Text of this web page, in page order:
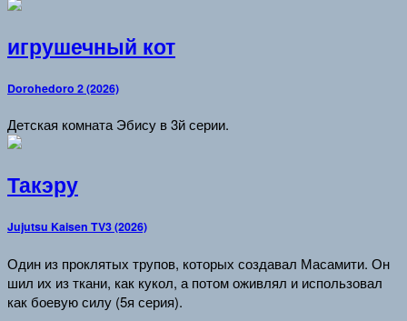
игрушечный кот
Dorohedoro 2 (2026)
Детская комната Эбису в 3й серии.
Такэру
Jujutsu Kaisen TV3 (2026)
Один из проклятых трупов, которых создавал Масамити. Он
шил их из ткани, как кукол, а потом оживлял и использовал
как боевую силу (5я серия).